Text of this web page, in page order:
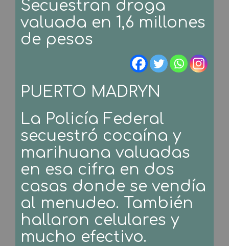
Secuestran droga
valuada en 1,6 millones
de pesos
PUERTO MADRYN
La Policía Federal
secuestró cocaína y
marihuana valuadas
en esa cifra en dos
casas donde se vendía
al menudeo. También
hallaron celulares y
mucho efectivo.